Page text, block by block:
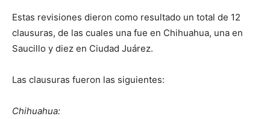
Estas revisiones dieron como resultado un total de 12
clausuras, de las cuales una fue en Chihuahua, una en
Saucillo y diez en Ciudad Juárez.
Las clausuras fueron las siguientes:
Chihuahua: